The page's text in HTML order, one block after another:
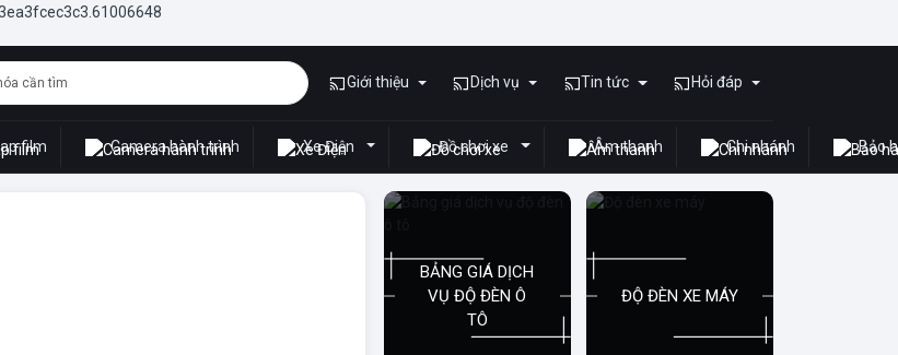
nghiệp: Đèn, Phim Cách Nhiệt, Màn
Giới thiệu Dịch vụ Tin tức Hỏi đáp
film Camera hành trình Xe Điện Đồ chơi xe Âm thanh Chi nhánh Bảo
BẢNG GIÁ DỊCH
VỤ ĐỘ ĐÈN Ô
TÔ
ĐỘ ĐÈN XE MÁY